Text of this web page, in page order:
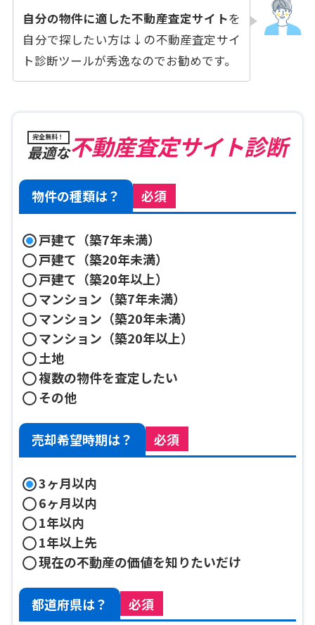
自分の物件に適した不動産査定サイトを
自分で探したい方は↓の不動産査定サイ
ト診断ツールが秀逸なのでお勧めです。
完全無料！
最適な不動産査定サイト診断
物件の種類は？ 必須
戸建て（築7年未満）
戸建て（築20年未満）
戸建て（築20年以上）
マンション（築7年未満）
マンション（築20年未満）
マンション（築20年以上）
土地
複数の物件を査定したい
その他
売却希望時期は？ 必須
3ヶ月以内
6ヶ月以内
1年以内
1年以上先
現在の不動産の価値を知りたいだけ
都道府県は？ 必須